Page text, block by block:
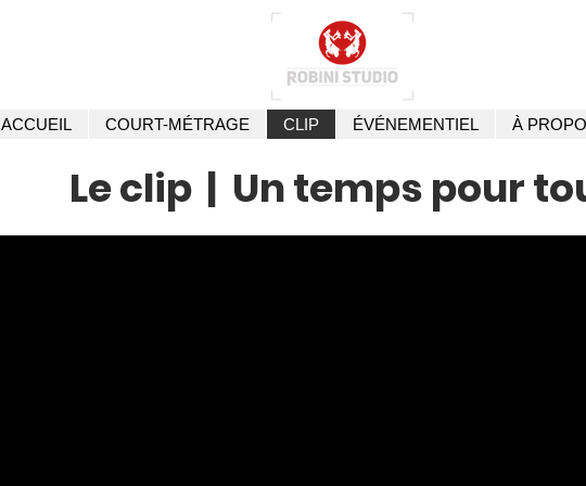
ACCUEIL COURT-MÉTRAGE CLIP ÉVÉNEMENTIEL À
Le clip | Un temps pour